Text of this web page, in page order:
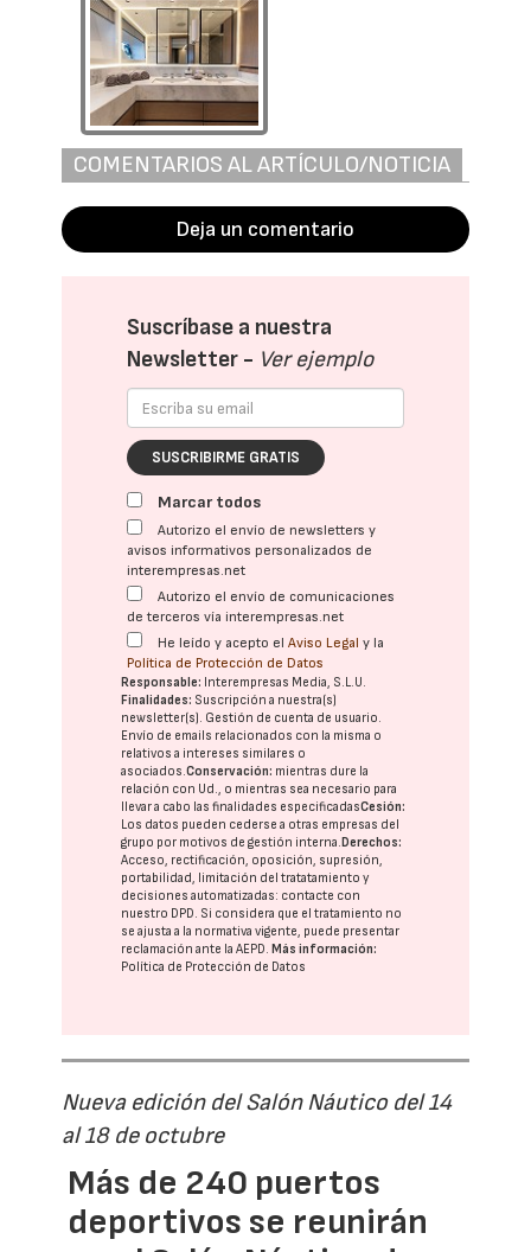
COMENTARIOS AL ARTÍCULO/NOTICIA
Deja un comentario
Suscríbase a nuestra
Newsletter - Ver ejemplo
SUSCRIBIRME GRATIS
Marcar todos
Autorizo el envío de newsletters y
avisos informativos personalizados de
interempresas.net
Autorizo el envío de comunicaciones
de terceros vía interempresas.net
He leído y acepto elAviso Legal y la
Política de Protección de Datos
Responsable: Interempresas Media, S.L.U.
Finalidades: Suscripción a nuestra(s)
newsletter(s). Gestión de cuenta de usuario.
Envío de emails relacionados con la misma o
relativos a intereses similares o
asociados.Conservación: mientras dure la
relación con Ud., o mientras sea necesario para
llevar a cabo las finalidades especificadasCesión:
Los datos pueden cederse a otras empresas del
grupo por motivos de gestión interna. Derechos:
Acceso, rectificación, oposición, supresión,
portabilidad, limitación del tratatamiento y
decisiones automatizadas: contacte con
nuestro DPD. Si considera que el tratamiento no
se ajusta a la normativa vigente, puede presentar
reclamación ante laAEPD. Más información:
Política de Protección de Datos
Nueva edición del Salón Náutico del 14
al 18 de octubre
Más de 240 puertos
deportivos se reunirán